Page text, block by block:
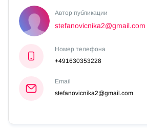
Автор публикации
stefanovicnika2@gmail.com
Номер телефона
+491630353228
Email
stefanovicnika2@gmail.com